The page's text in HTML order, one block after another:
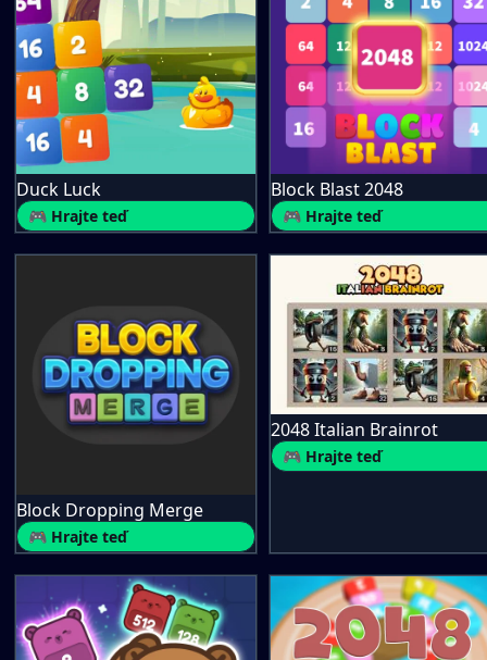
Duck Luck
🎮 Hrajte teď
Block Blast 2048
🎮 Hrajte teď
Block Dropping Merge
🎮 Hrajte teď
2048 Italian Brainrot
🎮 Hrajte teď